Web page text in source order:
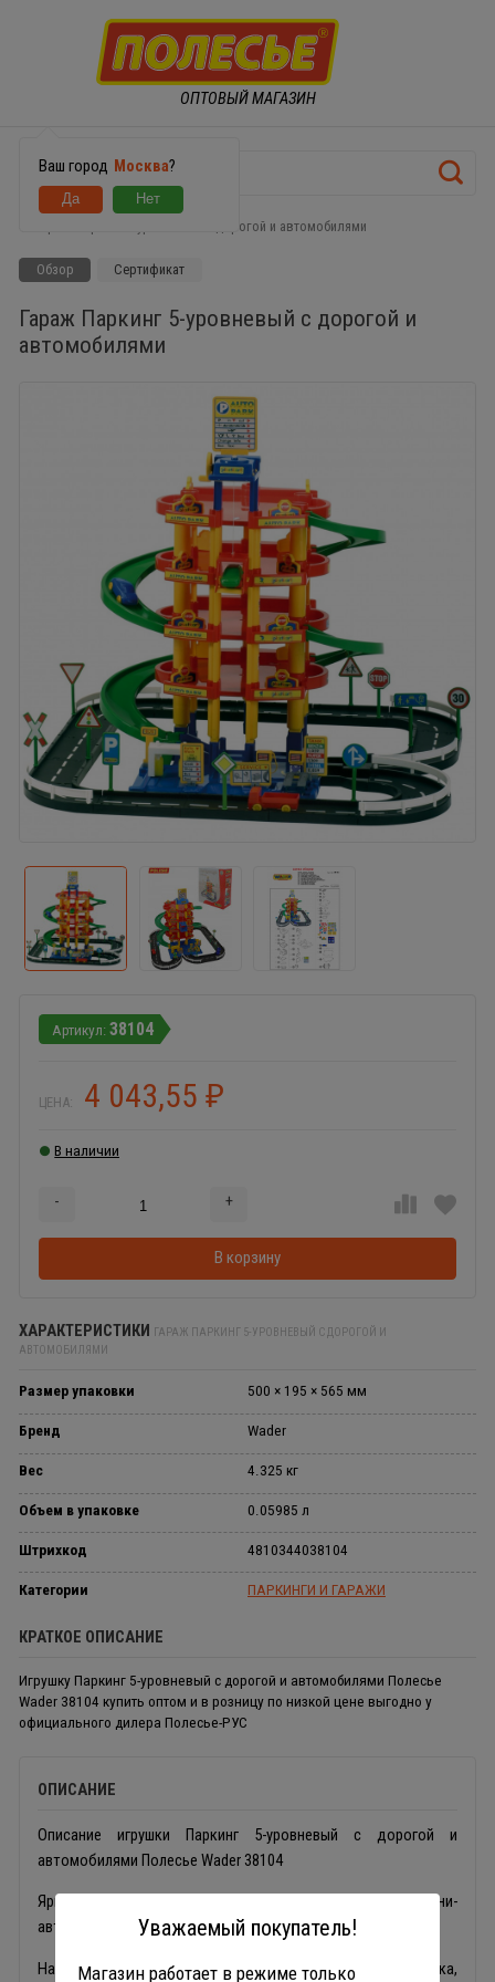
ОПТОВЫЙ МАГАЗИН
Ваш город Москва?
Гараж Паркинг 5-уровневый с дорогой и автомобилями
Обзор Сертификат
Гараж Паркинг 5-уровневый с дорогой и
автомобилями
38104
ЦЕНА: 4 043,55 ₽
В наличии
- +
В корзину
ХАРАКТЕРИСТИКИ
ГАРАЖ ПАРКИНГ 5-УРОВНЕВЫЙ С ДОРОГОЙ И
АВТОМОБИЛЯМИ
Размер упаковки 500 × 195 × 565 мм
Бренд Wader
Вес 4.325 кг
Объем в упаковке 0.05985 л
Штрихкод 4810344038104
Категории ПАРКИНГИ И ГАРАЖИ
КРАТКОЕ ОПИСАНИЕ
Игрушку Паркинг 5-уровневый с дорогой и автомобилями Полесье
Wader 38104 купить оптом и в розницу по низкой цене выгодно у
официального дилера Полесье-РУС
ОПИСАНИЕ
Описание игрушки Паркинг 5-уровневый с дорогой и
автомобилями Полесье Wader 38104
Яркий пятиуровневый паркинг Полесье 38104 с тремя мини-
автомобилями, дорогой и дорожными знаками (10 шт.).
На первом уровне паркинга расположены автомойка,
Уважаемый покупатель!
Магазин работает в режиме только